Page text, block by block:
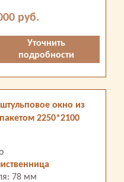
руб.
Уточнить
подробности
окно из
2250*2100
78 мм